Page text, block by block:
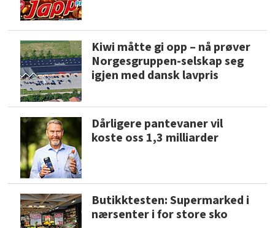
Kiwi måtte gi opp – nå prøver
Norgesgruppen-selskap seg
igjen med dansk lavpris
Dårligere pantevaner vil
koste oss 1,3 milliarder
Butikktesten: Supermarked i
nærsenter i for store sko